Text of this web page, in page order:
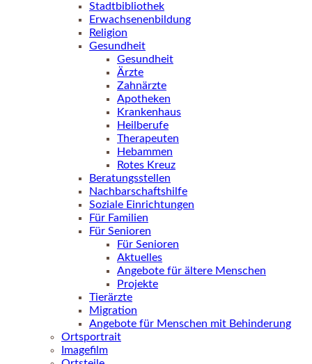
Stadtbibliothek
Erwachsenenbildung
Religion
Gesundheit
Gesundheit
Ärzte
Zahnärzte
Apotheken
Krankenhaus
Heilberufe
Therapeuten
Hebammen
Rotes Kreuz
Beratungsstellen
Nachbarschaftshilfe
Soziale Einrichtungen
Für Familien
Für Senioren
Für Senioren
Aktuelles
Angebote für ältere Menschen
Projekte
Tierärzte
Migration
Angebote für Menschen mit Behinderung
Ortsportrait
Imagefilm